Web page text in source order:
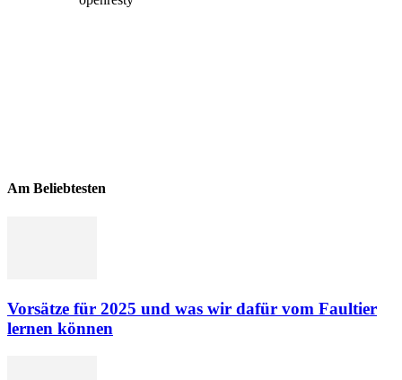
Am Beliebtesten
Vorsätze für 2025 und was wir dafür vom Faultier
lernen können